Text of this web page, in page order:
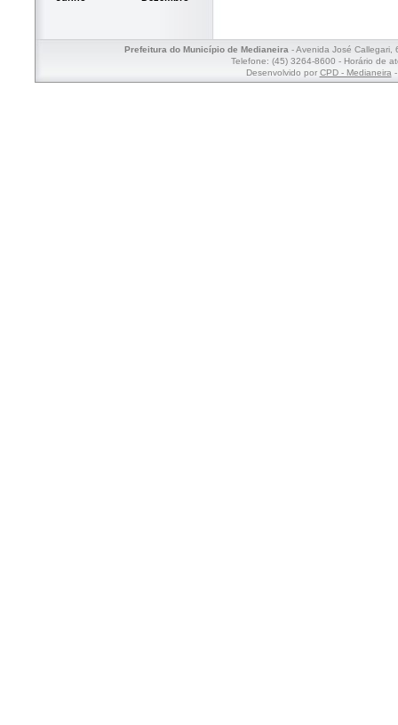
Prefeitura do Município de Medianeira- Avenida José Callegari,
Telefone: (45) 3264-8600 - Horário de
Desenvolvido por CPD - Medianeira-